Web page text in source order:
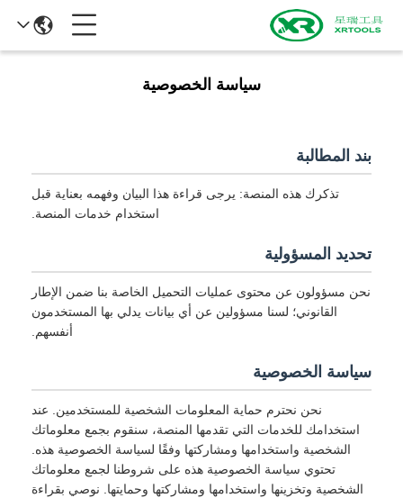
سياسة الخصوصية
بند المطالبة
تذكرك هذه المنصة: يرجى قراءة هذا البيان وفهمه بعناية قبل
استخدام خدمات المنصة.
تحديد المسؤولية
نحن مسؤولون عن محتوى عمليات التحميل الخاصة بنا ضمن الإطار
القانوني؛ لسنا مسؤولين عن أي بيانات يدلي بها المستخدمون
أنفسهم.
سياسة الخصوصية
نحن نحترم حماية المعلومات الشخصية للمستخدمين. عند
استخدامك للخدمات التي تقدمها المنصة، سنقوم بجمع معلوماتك
الشخصية واستخدامها ومشاركتها وفقًا لسياسة الخصوصية هذه.
تحتوي سياسة الخصوصية هذه على شروطنا لجمع معلوماتك
الشخصية وتخزينها واستخدامها ومشاركتها وحمايتها. نوصي بقراءة